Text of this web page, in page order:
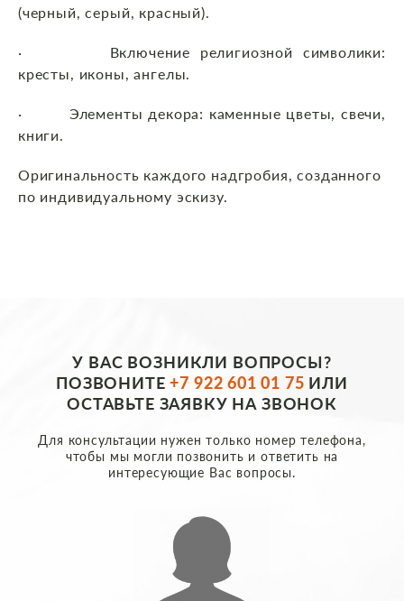
(черный, серый, красный).
· Включение религиозной символики:
кресты, иконы, ангелы.
· Элементы декора: каменные цветы, свечи,
книги.
Оригинальность каждого надгробия, созданного
по индивидуальному эскизу.
У ВАС ВОЗНИКЛИ ВОПРОСЫ?
ПОЗВОНИТЕ+7 922 601 01 75 ИЛИ
ОСТАВЬТЕ ЗАЯВКУ НА ЗВОНОК
Для консультации нужен только номер телефона,
чтобы мы могли позвонить и ответить на
интересующие Вас вопросы.